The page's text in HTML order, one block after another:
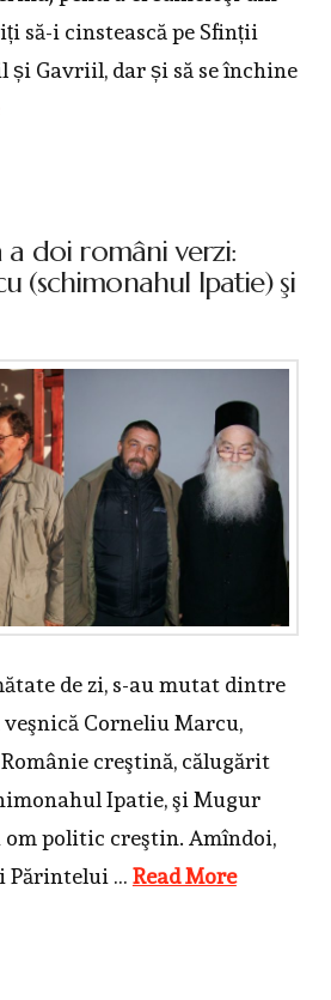
să-i cinstească pe Sfinții
Gavriil, dar și să se închine
a doi români verzi:
(schimonahul Ipatie) şi
de zi, s-au mutat dintre
Corneliu Marcu,
creştină, călugărit
Ipatie, şi Mugur
politic creştin. Amîndoi,
Părintelui … Read More